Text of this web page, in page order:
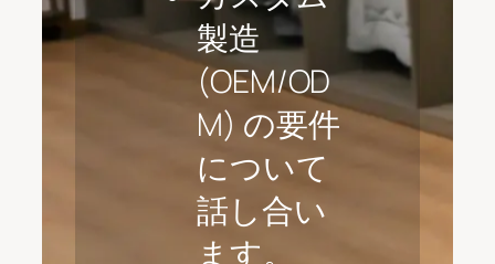
製造
(OEM/OD
M) の要件
について
話し合い
ます。